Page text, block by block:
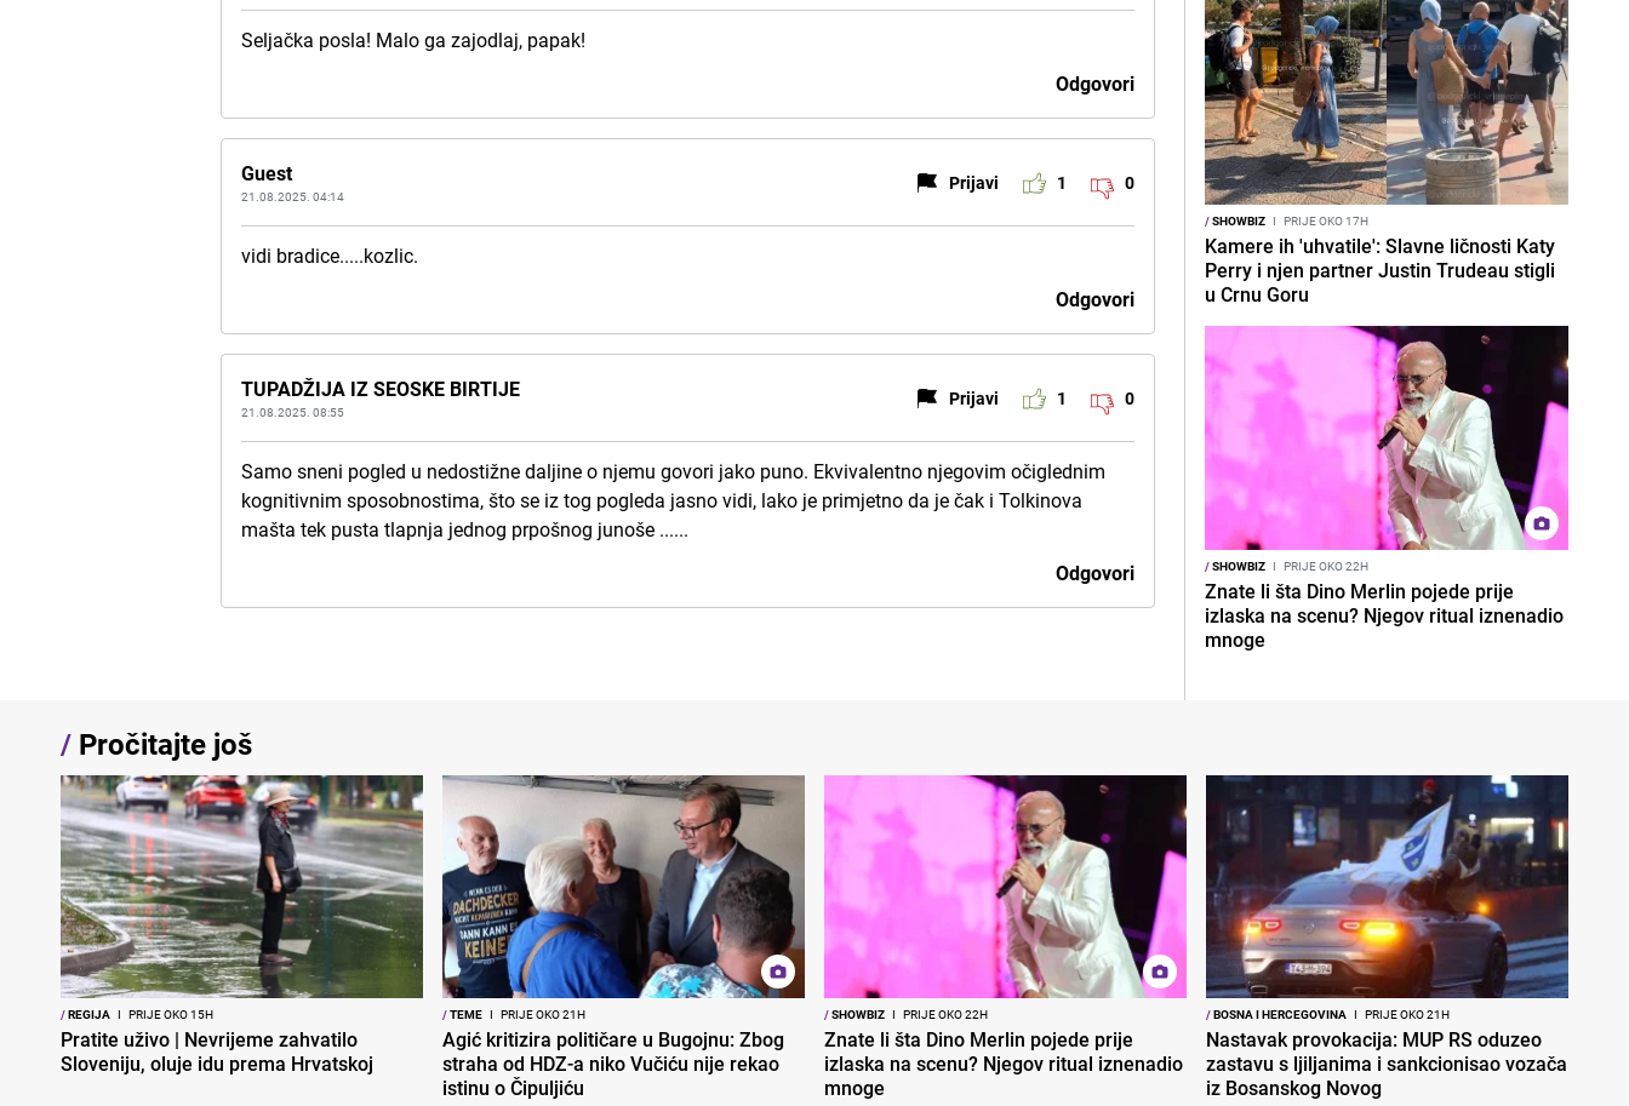
Seljačka posla! Malo ga zajodlaj, papak!
Odgovori
Guest
21.08.2025. 04:14
Prijavi 1 0
vidi bradice.....kozlic.
Odgovori
TUPADŽIJA IZ SEOSKE BIRTIJE
21.08.2025. 08:55
Prijavi 1 0
Samo sneni pogled u nedostižne daljine o njemu govori jako puno. Ekvivalentno njegovim očiglednim
kognitivnim sposobnostima, što se iz tog pogleda jasno vidi, lako je primjetno da je čak i Tolkinova
mašta tek pusta tlapnja jednog prpošnog junoše ......
Odgovori
/SHOWBIZ I PRIJE OKO 17H
Kamere ih 'uhvatile': Slavne ličnosti Katy
Perry i njen partner Justin Trudeau stigli
u Crnu Goru
/SHOWBIZ I PRIJE OKO 22H
Znate li šta Dino Merlin pojede prije
izlaska na scenu? Njegov ritual iznenadio
mnoge
/ Pročitajte još
/REGIJA I PRIJE OKO 15H
Pratite uživo | Nevrijeme zahvatilo
Sloveniju, oluje idu prema Hrvatskoj
/TEME I PRIJE OKO 21H
Agić kritizira političare u Bugojnu: Zbog
straha od HDZ-a niko Vučiću nije rekao
istinu o Čipuljiću
/SHOWBIZ I PRIJE OKO 22H
Znate li šta Dino Merlin pojede prije
izlaska na scenu? Njegov ritual iznenadio
mnoge
/BOSNA I HERCEGOVINA I PRIJE OKO 21H
Nastavak provokacija: MUP RS oduzeo
zastavu s ljiljanima i sankcionisao vozača
iz Bosanskog Novog